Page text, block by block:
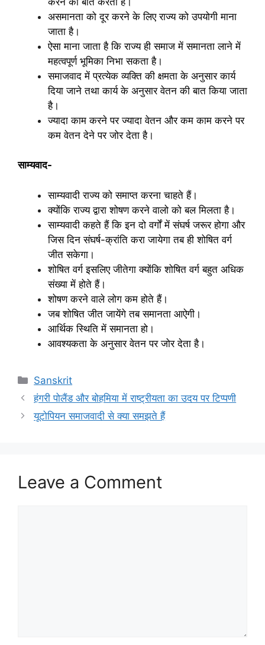
असमानता को दूर करने के लिए राज्य को उपयोगी माना
जाता है।
ऐसा माना जाता है कि राज्य ही समाज में समानता लाने में
महत्वपूर्ण भूमिका निभा सकता है।
समाजवाद में प्रत्येक व्यक्ति की क्षमता के अनुसार कार्य
दिया जाने तथा कार्य के अनुसार वेतन की बात किया जाता
है।
ज्यादा काम करने पर ज्यादा वेतन और कम काम करने पर
कम वेतन देने पर जोर देता है।
साम्यवाद-
साम्यवादी राज्य को समाप्त करना चाहते हैं।
क्योंकि राज्य द्वारा शोषण करने वालो को बल मिलता है।
साम्यवादी कहते हैं कि इन दो वर्गों में संघर्ष जरूर होगा और
जिस दिन संघर्ष-क्रांति करा जायेगा तब ही शोषित वर्ग
जीत सकेगा।
शोषित वर्ग इसलिए जीतेगा क्योंकि शोषित वर्ग बहुत अधिक
संख्या में होते हैं।
शोषण करने वाले लोग कम होते हैं।
जब शोषित जीत जायेंगे तब समानता आऐगी।
आर्थिक स्थिति में समानता हो।
आवश्यकता के अनुसार वेतन पर जोर देता है।
Categories
Sanskrit
हंगरी पोलैंड और बोहमिया में राष्ट्रीयता का उदय पर टिप्‍पणी
यूटोपियन समाजवादी से क्‍या समझते हैं
Leave a Comment